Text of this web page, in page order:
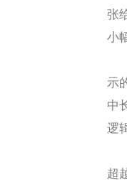
张
小
示
中
逻
超